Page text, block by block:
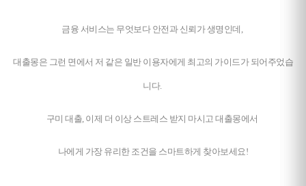
금융 서비스는 무엇보다 안전과 신뢰가 생명인데,
대출몽은 그런 면에서 저 같은 일반 이용자에게 최고의 가이드가 되어주었습
니다.
구미 대출, 이제 더 이상 스트레스 받지 마시고 대출몽에서
나에게 가장 유리한 조건을 스마트하게 찾아보세요!